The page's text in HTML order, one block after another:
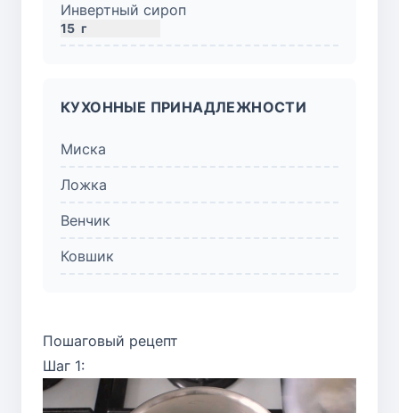
Инвертный сироп
15 г
КУХОННЫЕ ПРИНАДЛЕЖНОСТИ
Миска
Ложка
Венчик
Ковшик
Пошаговый рецепт
Шаг 1: